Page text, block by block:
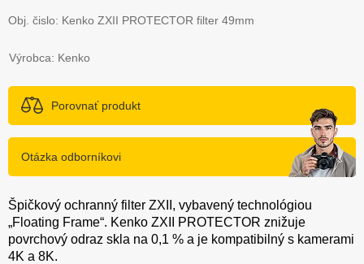
Obj. čislo: Kenko ZXII PROTECTOR filter 49mm
Výrobca: Kenko
Porovnať produkt
Otázka odborníkovi
Špičkový ochranný filter ZXII, vybavený technológiou
„Floating Frame“. Kenko ZXII PROTECTOR znižuje
povrchový odraz skla na 0,1 % a je kompatibilný s kamerami
4K a 8K.